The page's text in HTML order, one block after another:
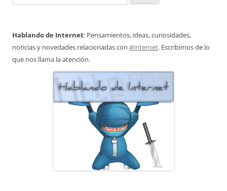
Hablando de Internet: Pensamientos, ideas, curiosidades,
noticias y novedades relacionadas con #Internet. Escribimos de lo
que nos llama la atención.